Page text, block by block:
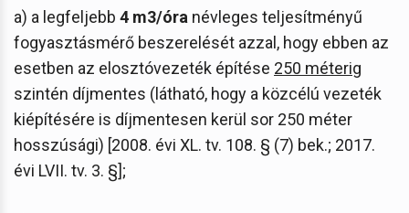
a) a legfeljebb 4 m3/óra névleges teljesítményű
fogyasztásmérő beszerelését azzal, hogy ebben az
esetben az elosztóvezeték építése 250 méterig
szintén díjmentes (látható, hogy a közcélú vezeték
kiépítésére is díjmentesen kerül sor 250 méter
hosszúsági) [2008. évi XL. tv. 108. § (7) bek.; 2017.
évi LVII. tv. 3. §];